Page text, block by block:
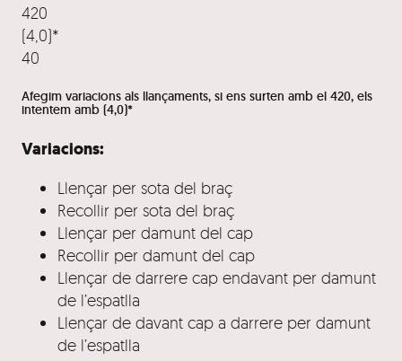
420
(4,0)*
40
Afegim variacions als llançaments, si ens surten amb el 420, els
intentem amb (4,0)*
Variacions:
Llençar per sota del braç
Recollir per sota del braç
Llençar per damunt del cap
Recollir per damunt del cap
Llençar de darrere cap endavant per damunt
de l’espatlla
Llençar de davant cap a darrere per damunt
de l’espatlla